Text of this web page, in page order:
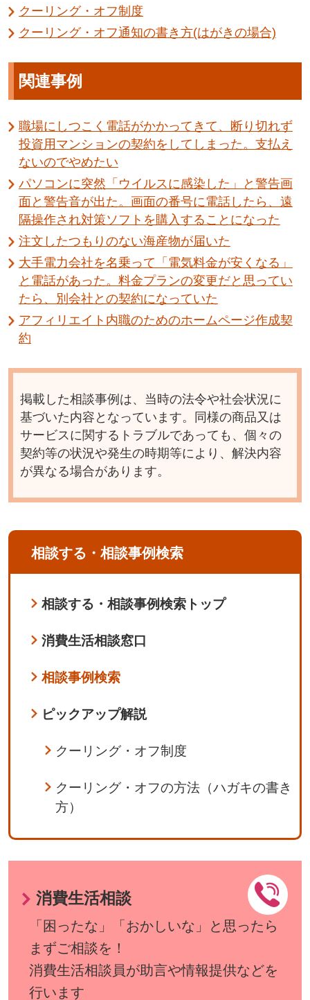
クーリング・オフ制度
クーリング・オフ通知の書き方(はがきの場合)
関連事例
職場にしつこく電話がかかってきて、断り切れず
投資用マンションの契約をしてしまった。支払え
ないのでやめたい
パソコンに突然「ウイルスに感染した」と警告画
面と警告音が出た。画面の番号に電話したら、遠
隔操作され対策ソフトを購入することになった
注文したつもりのない海産物が届いた
大手電力会社を名乗って「電気料金が安くなる」
と電話があった。料金プランの変更だと思ってい
たら、別会社との契約になっていた
アフィリエイト内職のためのホームページ作成契
約
掲載した相談事例は、当時の法令や社会状況に
基づいた内容となっています。同様の商品又は
サービスに関するトラブルであっても、個々の
契約等の状況や発生の時期等により、解決内容
が異なる場合があります。
相談する・相談事例検索
相談する・相談事例検索トップ
消費生活相談窓口
相談事例検索
ピックアップ解説
クーリング・オフ制度
クーリング・オフの方法（ハガキの書き
方）
消費生活相談
「困ったな」「おかしいな」と思ったら
まずご相談を！
消費生活相談員が助言や情報提供などを
行います